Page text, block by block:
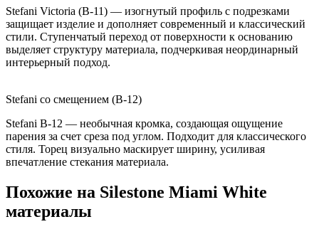
Stefani Victoria (B-11) — изогнутый профиль с подрезками
защищает изделие и дополняет современный и классический
стили. Ступенчатый переход от поверхности к основанию
выделяет структуру материала, подчеркивая неординарный
интерьерный подход.
Stefani со смещением (B-12)
Stefani B-12 — необычная кромка, создающая ощущение
парения за счет среза под углом. Подходит для классического
стиля. Торец визуально маскирует ширину, усиливая
впечатление стекания материала.
Похожие на Silestone Miami White
материалы